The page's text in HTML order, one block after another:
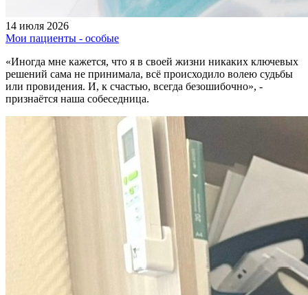
14 июля 2026
Мои пациенты - особые
«Иногда мне кажется, что я в своей жизни никаких ключевых
решений сама не принимала, всё происходило волею судьбы
или провидения. И, к счастью, всегда безошибочно», -
признаётся наша собеседница.